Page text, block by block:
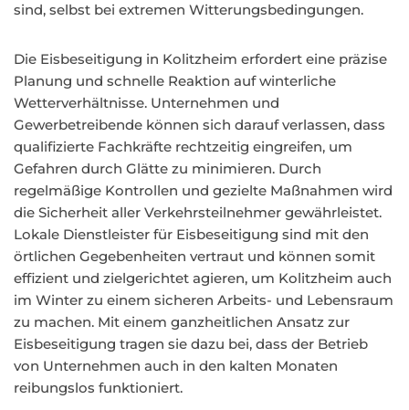
sind, selbst bei extremen Witterungsbedingungen.
Die Eisbeseitigung in Kolitzheim erfordert eine präzise
Planung und schnelle Reaktion auf winterliche
Wetterverhältnisse. Unternehmen und
Gewerbetreibende können sich darauf verlassen, dass
qualifizierte Fachkräfte rechtzeitig eingreifen, um
Gefahren durch Glätte zu minimieren. Durch
regelmäßige Kontrollen und gezielte Maßnahmen wird
die Sicherheit aller Verkehrsteilnehmer gewährleistet.
Lokale Dienstleister für Eisbeseitigung sind mit den
örtlichen Gegebenheiten vertraut und können somit
effizient und zielgerichtet agieren, um Kolitzheim auch
im Winter zu einem sicheren Arbeits- und Lebensraum
zu machen. Mit einem ganzheitlichen Ansatz zur
Eisbeseitigung tragen sie dazu bei, dass der Betrieb
von Unternehmen auch in den kalten Monaten
reibungslos funktioniert.